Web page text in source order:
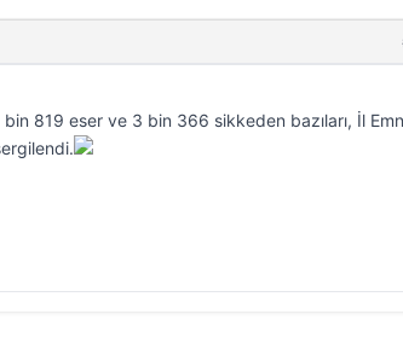
819 eser ve 3 bin 366 sikkeden bazıları, İl